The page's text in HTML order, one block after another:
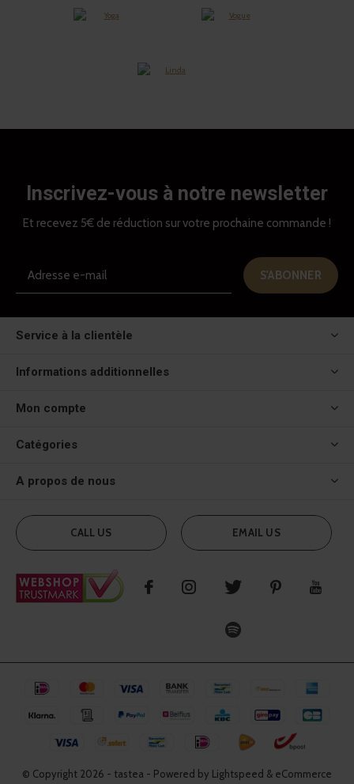
Inscrivez-vous à notre newsletter
Et recevez 5€ de réduction sur votre prochaine commande !
S'ABONNER
Service à la clientèle
Informations additionnelles
Mon compte
Catégories
A propos de nous
CALL US EMAIL US
© Copyright 2026 - tastea - Powered by Lightspeed & eCommerce